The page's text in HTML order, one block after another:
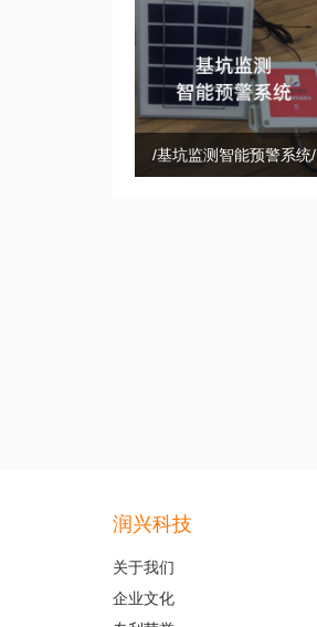
/基坑监测智能预警系统/
润兴科技
关于我们
企业文化